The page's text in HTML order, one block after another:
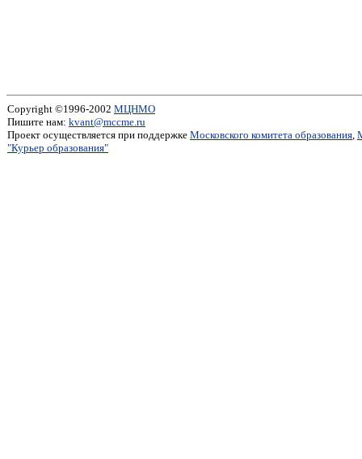
Copyright ©1996-2002 МЦНМО
Пишите нам: kvant@mccme.ru
Проект осуществляется при поддержке Московского комитета образования,
"Курьер образования"